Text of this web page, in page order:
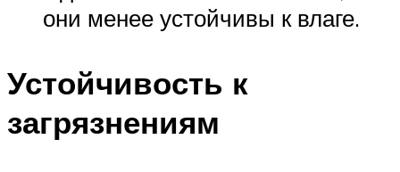
они менее устойчивы к влаге.
Устойчивость к
загрязнениям